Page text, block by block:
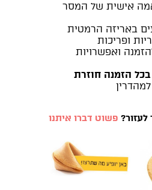
אישית של המסר
באריזה הרמטית
ופריכות
ואפשרויות
הזמנה חוזרת
פשוט דברו איתנו